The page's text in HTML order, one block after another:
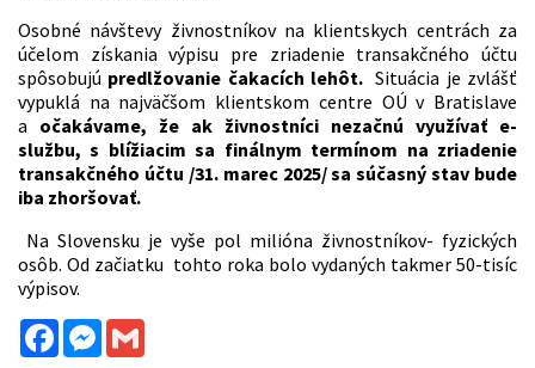
Osobné návštevy živnostníkov na klientskych centrách za
účelom získania výpisu pre zriadenie transakčného účtu
spôsobujú predlžovanie čakacích lehôt.Situácia je zvlášť
vypuklá na najväčšom klientskom centre OÚ v Bratislave
a očakávame, že ak živnostníci nezačnú využívať e-
službu, s blížiacim sa finálnym termínom na zriadenie
transakčného účtu /31. marec 2025/ sa súčasnýstav bude
iba zhoršovať.
Na Slovensku je vyše pol milióna živnostníkov- fyzických
osôb. Od začiatku tohto roka bolo vydaných takmer 50-tisíc
výpisov.
FacebookMessenger